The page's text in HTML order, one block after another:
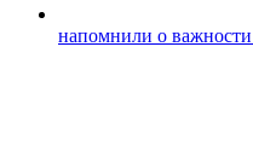
напомнили о